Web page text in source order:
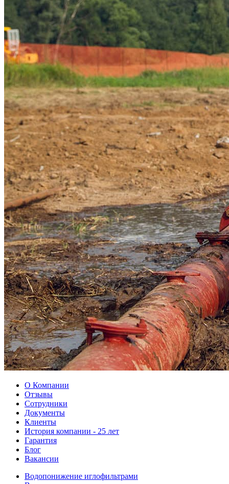
О Компании
Отзывы
Сотрудники
Документы
Клиенты
История компании - 25 лет
Гарантия
Блог
Вакансии
Водопонижение иглофильтрами